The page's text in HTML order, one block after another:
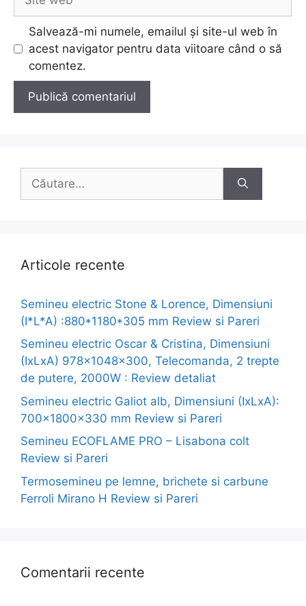
web
Salvează-mi numele, emailul și site-ul web în
acest navigator pentru data viitoare când o să
comentez.
după:
Articole recente
Semineu electric Stone & Lorence, Dimensiuni
(I*L*A) :880*1180*305 mm Review si Pareri
Semineu electric Oscar & Cristina, Dimensiuni
(IxLxA) 978x1048x300, Telecomanda, 2 trepte
de putere, 2000W : Review detaliat
Semineu electric Galiot alb, Dimensiuni (IxLxA):
700x1800x330 mm Review si Pareri
Semineu ECOFLAME PRO – Lisabona colt
Review si Pareri
Termosemineu pe lemne, brichete si carbune
Ferroli Mirano H Review si Pareri
Comentarii recente